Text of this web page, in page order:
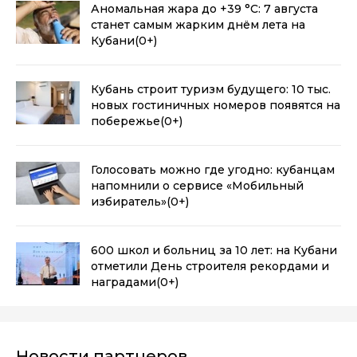
Аномальная жара до +39 °C: 7 августа
станет самым жарким днём лета на
Кубани(0+)
Кубань строит туризм будущего: 10 тыс.
новых гостиничных номеров появятся на
побережье(0+)
Голосовать можно где угодно: кубанцам
напомнили о сервисе «Мобильный
избиратель»(0+)
600 школ и больниц за 10 лет: на Кубани
отметили День строителя рекордами и
наградами(0+)